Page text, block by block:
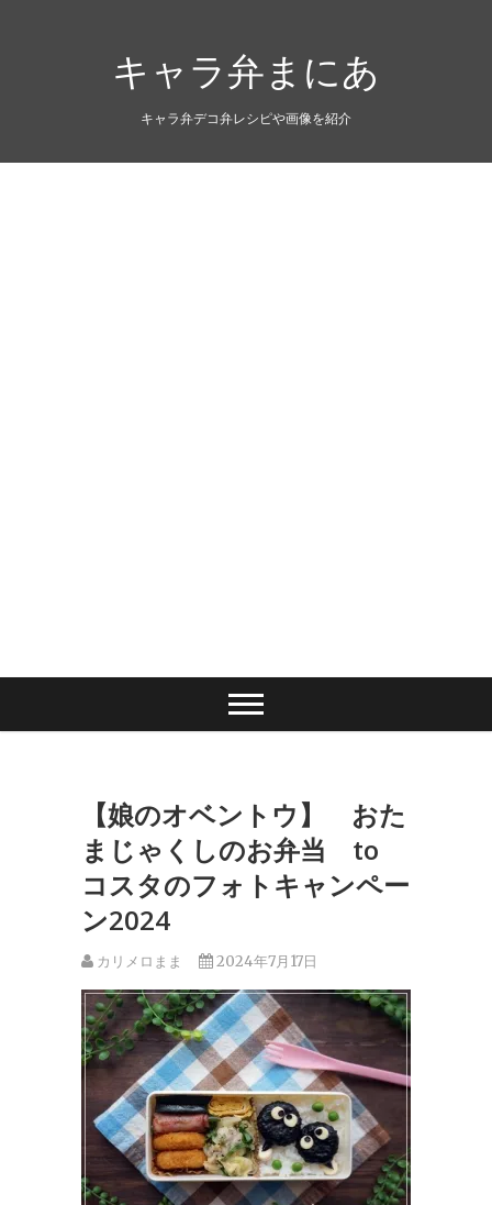
キャラ弁まにあ
キャラ弁デコ弁レシピや画像を紹介
【娘のオベントウ】 おた
まじゃくしのお弁当 to
コスタのフォトキャンペー
ン2024
カリメロまま 2024年7月17日